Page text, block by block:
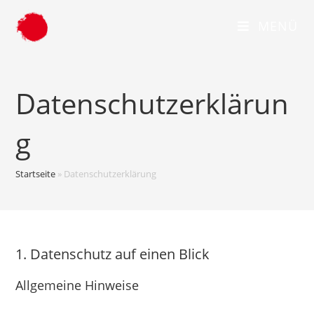
Datenschutzerklärun
g
Startseite » Datenschutzerklärung
1. Datenschutz auf einen Blick
Allgemeine Hinweise